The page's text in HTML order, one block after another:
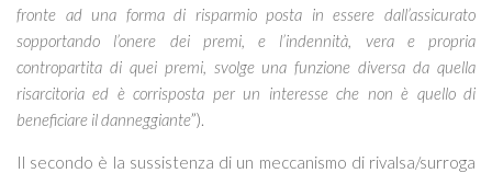
fronte ad una forma di risparmio posta in essere dall’assicurato
sopportando l’onere dei premi, e l’indennità, vera e propria
contropartita di quei premi, svolge una funzione diversa da quella
risarcitoria ed è corrisposta per un interesse che non è quello di
beneficiare il danneggiante”).
Il secondo è la sussistenza di un meccanismo di rivalsa/surroga